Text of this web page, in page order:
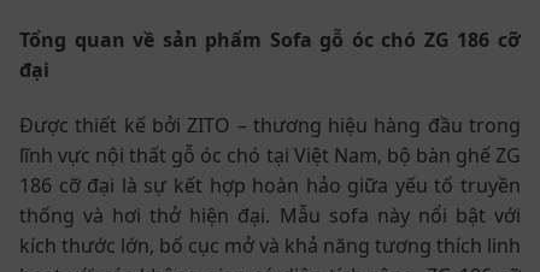
Tổng quan về sản phẩm Sofa gỗ óc chó ZG 186 cỡ
đại
Được thiết kế bởi ZITO – thương hiệu hàng đầu trong
lĩnh vực nội thất gỗ óc chó tại Việt Nam, bộ bàn ghế ZG
186 cỡ đại là sự kết hợp hoàn hảo giữa yếu tố truyền
thống và hơi thở hiện đại. Mẫu sofa này nổi bật với
kích thước lớn, bố cục mở và khả năng tương thích linh